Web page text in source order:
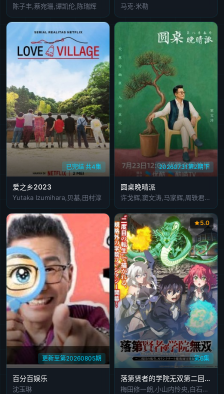
陈子丰,蔡宛珊,谭凯伦,陈瑞辉 马克·米勒
已完结 共4集
爱之乡2023
Yutaka Izumihara,贝基,田村淳
20260731第2期下
圆桌晚晴派
许戈辉,窦文涛,马家辉,周轶君,胡泳,景军
更新至第20260805期
百分百娱乐
沈玉琳
第6集
5.0
落第贤者的学院无双第二回转生
梅田修一朗,小山内怜央,白石晴香,加藤英美里,平川大辅,东地宏树,福原绫香